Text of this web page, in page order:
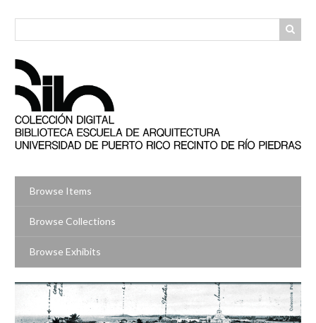
Browse Items
Browse Collections
Browse Exhibits